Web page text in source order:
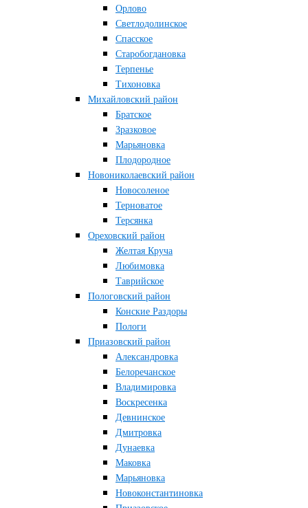
Орлово
Светлодолинское
Спасское
Старобогдановка
Терпенье
Тихоновка
Михайловский район
Братское
Зразковое
Марьяновка
Плодородное
Новониколаевский район
Новосоленое
Терноватое
Терсянка
Ореховский район
Желтая Круча
Любимовка
Таврийское
Пологовский район
Конские Раздоры
Пологи
Приазовский район
Александровка
Белоречанское
Владимировка
Воскресенка
Девнинское
Дмитровка
Дунаевка
Маковка
Марьяновка
Новоконстантиновка